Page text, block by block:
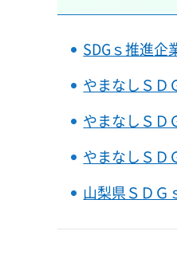
SDGｓ推進企
やまなしＳＤ
やまなしＳＤ
やまなしＳＤ
山梨県ＳＤＧ